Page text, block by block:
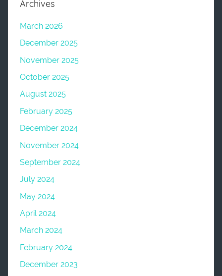
Archives
March 2026
December 2025
November 2025
October 2025
August 2025
February 2025
December 2024
November 2024
September 2024
July 2024
May 2024
April 2024
March 2024
February 2024
December 2023